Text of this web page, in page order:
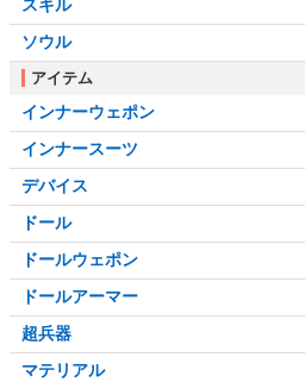
スキル
ソウル
アイテム
インナーウェポン
インナースーツ
デバイス
ドール
ドールウェポン
ドールアーマー
超兵器
マテリアル